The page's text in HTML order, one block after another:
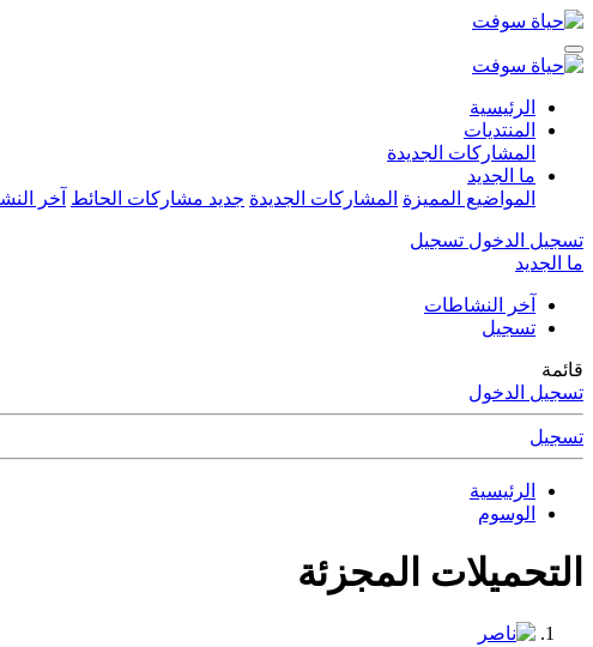
الرئيسية
المنتديات
المشاركات الجديدة
ما الجديد
المواضيع المميزة المشاركات الجديدة جديد مشاركات الحائط آخر
تسجيل الدخول تسجيل
ما الجديد
آخر النشاطات
تسجيل
قائمة
تسجيل الدخول
تسجيل
الرئيسية
الوسوم
التحميلات المجزئة